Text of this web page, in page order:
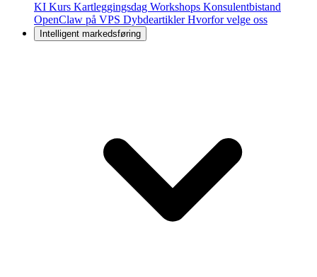
KI Kurs Kartleggingsdag Workshops Konsulentbistand
OpenClaw på VPS DybdeartiklerHvorfor velge oss
Intelligent markedsføring